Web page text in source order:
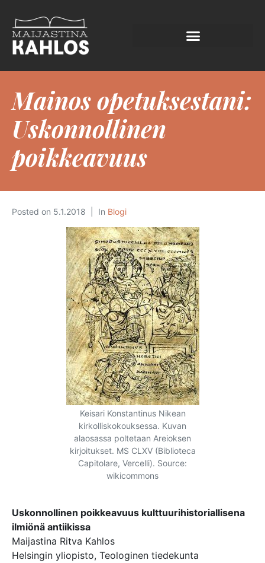
Mainos opetuksestani:
Uskonnollinen
poikkeavuus
Posted on 5.1.2018 In Blogi
Keisari Konstantinus Nikean
kirkolliskokouksessa. Kuvan
alaosassa poltetaan Areioksen
kirjoitukset. MS CLXV (Biblioteca
Capitolare, Vercelli). Source:
wikicommons
Uskonnollinen poikkeavuus kulttuurihistoriallisena
ilmiönä antiikissa
Maijastina Ritva Kahlos
Helsingin yliopisto, Teologinen tiedekunta